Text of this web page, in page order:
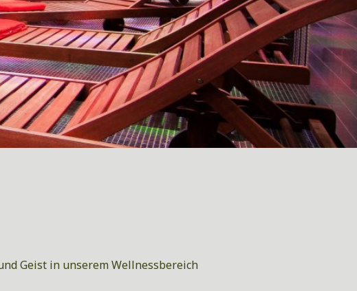
Geist in unserem Wellnessbereich